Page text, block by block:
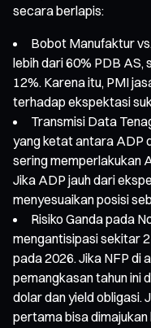
secara berlapis:
Bobot Manufaktur
lebih dari 60% PDB
12%. Karena itu, PMI
terhadap ekspektasi
Transmisi Data
yang ketat antara ADP
sering memperlakukan
Jika ADP jauh dari
menyesuaikan posisi
Risiko Ganda pada
mengantisipasi sekitar
pada 2026. Jika NFP di
pemangkasan tahun ini
dolar dan yield obligasi.
pertama bisa dimajukan